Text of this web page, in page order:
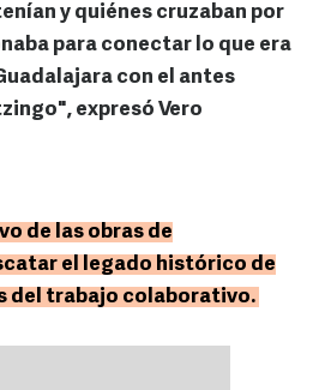
y quiénes cruzaban por
para conectar lo que era
con el antes
expresó Vero
de las obras de
el legado histórico de
del trabajo colaborativo.